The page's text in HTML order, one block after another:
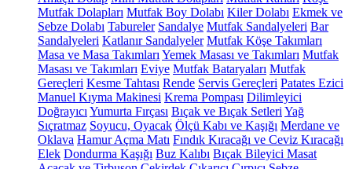
Mutfak Dolapları Mutfak Boy Dolabı Kiler Dolabı Ekmek ve
Sebze Dolabı Tabureler Sandalye Mutfak Sandalyeleri Bar
Sandalyeleri Katlanır Sandalyeler Mutfak Köşe Takımları
Masa ve Masa Takımları Yemek Masası ve Takımları Mutfak
Masası ve Takımları Eviye Mutfak Bataryaları Mutfak
Gereçleri Kesme Tahtası Rende Servis Gereçleri Patates Ezici
Manuel Kıyma Makinesi Krema Pompası Dilimleyici
Doğrayıcı Yumurta Fırçası Bıçak ve Bıçak Setleri Yağ
Sıçratmaz Soyucu, Oyacak Ölçü Kabı ve Kaşığı Merdane ve
Oklava Hamur Açma Matı Fındık Kıracağı ve Ceviz Kıracağı
Elek Dondurma Kaşığı Buz Kalıbı Bıçak Bileyici Masat